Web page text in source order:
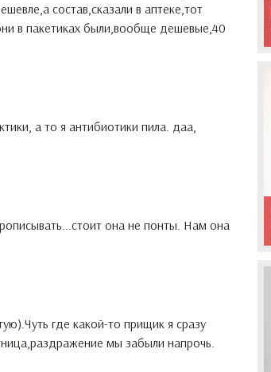
состав,сказали в аптеке,тот
в пакетиках были,вообще дешевые,40
а то я антибиотики пила. даа,
она не понты. Нам она
где какой-то прищик я сразу
мы забыли напрочь.